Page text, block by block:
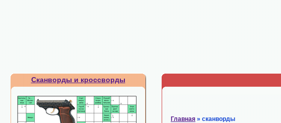
Сканворды и кроссворды
Главная » сканворды